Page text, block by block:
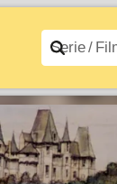
Filme A–Z